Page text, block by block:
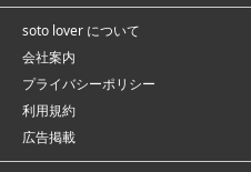
soto lover について
会社案内
プライバシーポリシー
利用規約
広告掲載